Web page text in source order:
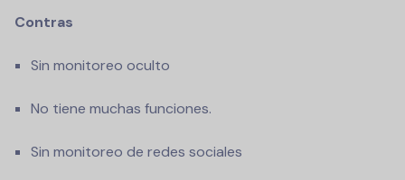
Contras
Sin monitoreo oculto
No tiene muchas funciones.
Sin monitoreo de redes sociales